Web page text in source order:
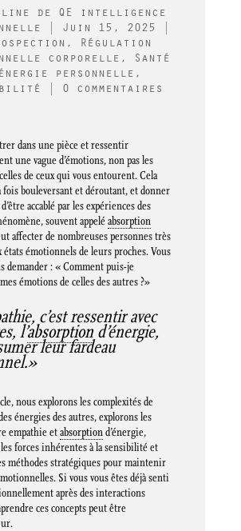
de QE intelligence
Juin 15, 2025
,
Régulation
corporelle ,
Santé
personnelle ,
0 commentaires
dans une pièce et ressentir
une vague d’émotions, non pas les
de ceux qui vous entourent. Cela
fois bouleversant et déroutant, et donner
accablé par les expériences des
souvent appeléabsorption
affecter de nombreuses personnes très
états émotionnels de leurs proches. Vous
demander : « Comment puis-je
émotions de celles des autres ?»
c’est ressentir avec
l’absorptiond’énergie,
leur fardeau
nous explorons les complexités de
énergies des autres, explorons les
empathie etabsorptiond’énergie,
forces inhérentes à la sensibilité et
méthodes stratégiques pour maintenir
Si vous vous êtes déjà senti
après des interactions
ces concepts peut être